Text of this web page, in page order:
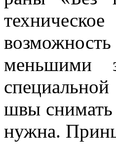
меньшими
швы снимать
нужна.